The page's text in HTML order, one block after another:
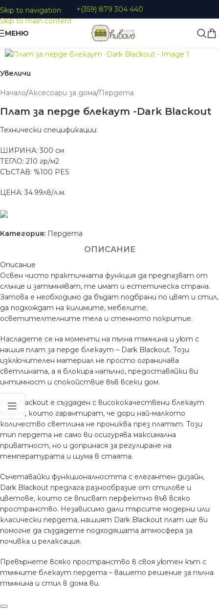
Skip to navigation
Skip to main content
+(359) 879 304 440
МЕНЮ
Увеличи
Начало/Аксесоари за дома/Пердета
Плат за перде блекаут -Dark Blackout
Технически спецификации:
ШИРИНА: 300 см
ТЕГЛО: 210 гр/м2
СЪСТАВ: %100 PES
ЦЕНА: 34.99лв/л.м.
Категория: Пердета
ОПИСАНИЕ
Описание
Освен чисто практичната функция да предпазват от
слънце и затъмняват, те имат и естетическа страна.
Затова е необходимо да бъдат подбрани по цвят и стил,
да подхождат на килимите, мебелите,
осветителтелните тела и стенното покритие.
Насладете се на моменти на пълна тъмнина и уют с
нашия плат за перде блекаут – Dark Blackout. Този
изключителен материал не просто ограничава
светлината, а я блокира напълно, предоставяйки ви
интимност и спокойствие във всеки дом.
Dark Blackout е създаден с висококачествени блекаут
влакна, които гарантират, че дори най-малкото
количество светлина не прониква през платът. Този
тип пердета не само ви осигурява максимална
приватност, но и допринася за регулиране на
температурата и шума в стаята.
Съчетавайки функционалността с елегантен дизайн,
Dark Blackout предлага разнообразие от стилове и
цветове, които се вписват перфектно във всяко
пространство. Независимо дали търсите модерни или
класически пердета, нашият Dark Blackout плат ще ви
помогне да създадете подходящата атмосфера за
почивка и релаксация.
Превърнете всяко пространство в своя уютен кът с
тъмните блекаут пердета – вашето решение за пълна
тъмнина и стил в дома ви.